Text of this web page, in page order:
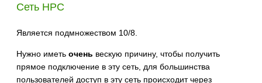
Сеть HPC
Является подмножеством 10/8.
Нужно иметь очень вескую причину, чтобы получить
прямое подключение в эту сеть, для большинства
пользователей доступ в эту сеть происходит через